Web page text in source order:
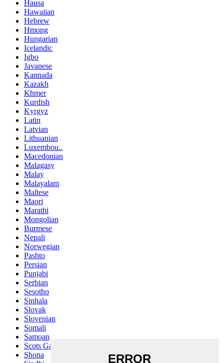
Hausa
Hawaiian
Hebrew
Hmong
Hungarian
Icelandic
Igbo
Javanese
Kannada
Kazakh
Khmer
Kurdish
Kyrgyz
Latin
Latvian
Lithuanian
Luxembou..
Macedonian
Malagasy
Malay
Malayalam
Maltese
Maori
Marathi
Mongolian
Burmese
Nepali
Norwegian
Pashto
Persian
Punjabi
Serbian
Sesotho
Sinhala
Slovak
Slovenian
Somali
Samoan
Scots Gaelic
Shona